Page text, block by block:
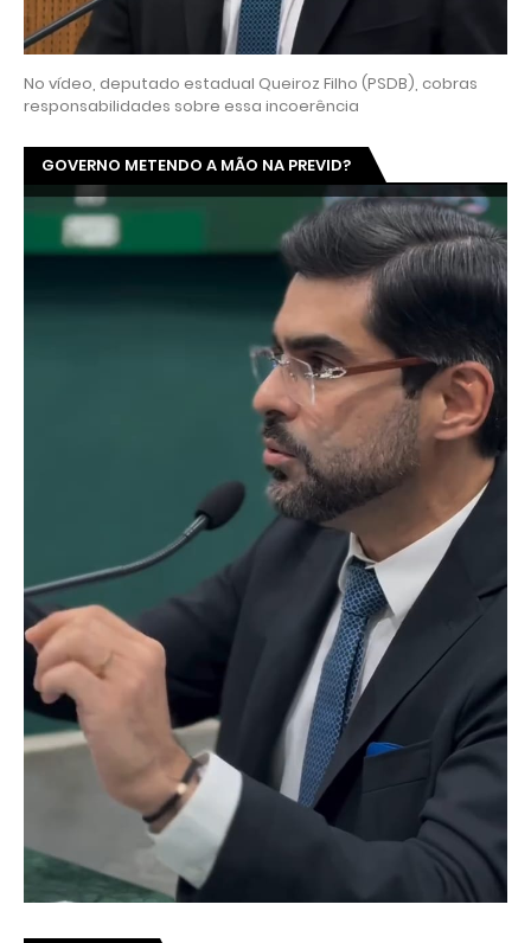
No vídeo, deputado estadual Queiroz Filho (PSDB), cobras
responsabilidades sobre essa incoerência
GOVERNO METENDO A MÃO NA PREVID?